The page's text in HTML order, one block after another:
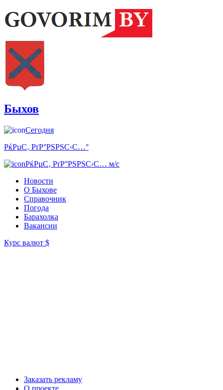
Быхов
Сегодня
РќРµС‚ РґР°РЅРЅС‹С…°
РќРµС‚ РґР°РЅРЅС‹С… м/с
Новости
О Быхове
Справочник
Погода
Барахолка
Вакансии
Курс валют $
Заказать рекламу
О проекте